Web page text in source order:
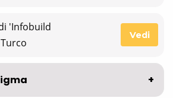
'Infobuild
Vedi